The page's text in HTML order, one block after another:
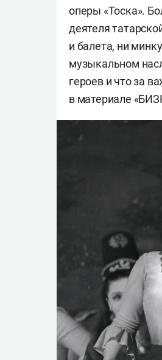
оперы «Тоска».
деятеля
и балета, ни
музыкальном
героев и что за
в материале